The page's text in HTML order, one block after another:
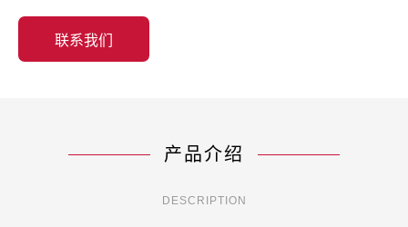
联系我们
产品介绍
DESCRIPTION